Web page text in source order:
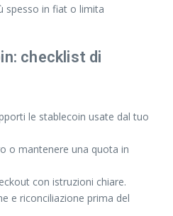
spesso in fiat o limita
checklist di
le stablecoin usate dal tuo
o mantenere una quota in
con istruzioni chiare.
e riconciliazione prima del